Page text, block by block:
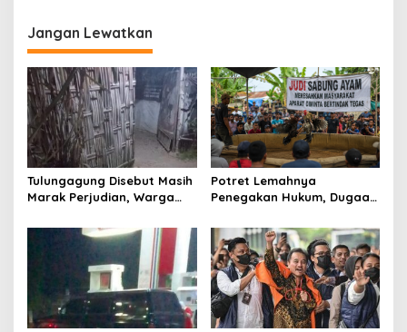
g
a
s
i
p
o
s
Jangan Lewatkan
Tulungagung Disebut Masih
Marak Perjudian, Warga
hingga Usut Dugaan Beking
Potret Lemahnya
Penegakan Hukum, Dugaan
Tulungagung Tuai Sorotan